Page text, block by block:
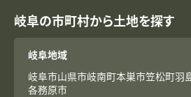
岐阜の市町村から土地を探す
岐阜地域
岐阜市山県市岐南町本巣市笠松町羽
各務原市